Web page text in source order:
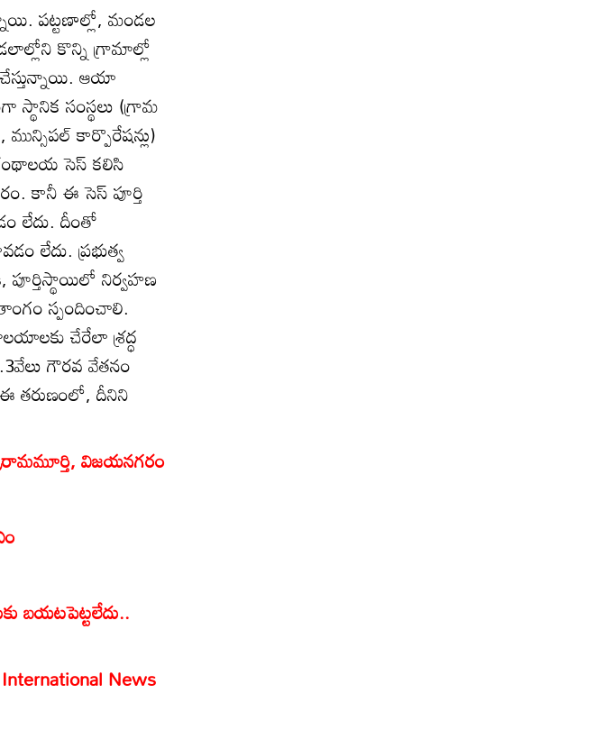
పట్టణాల్లో, మండల
కొన్ని గ్రామాల్లో
చేస్తున్నాయి. ఆయా
సంస్థలు (గ్రామ
కార్పొరేషన్లు)
సెస్‌ కలిసి
కానీ ఈ సెస్‌ పూర్తి
లేదు. దీంతో
లేదు. ప్రభుత్వ
పూర్తిస్థాయిలో నిర్వహణ
స్పందించాలి.
చేరేలా శ్రద్ధ
గౌరవ వేతనం
ఈ తరుణంలో, దీనిని
విజయనగరం
బయటపెట్టలేదు..
International News